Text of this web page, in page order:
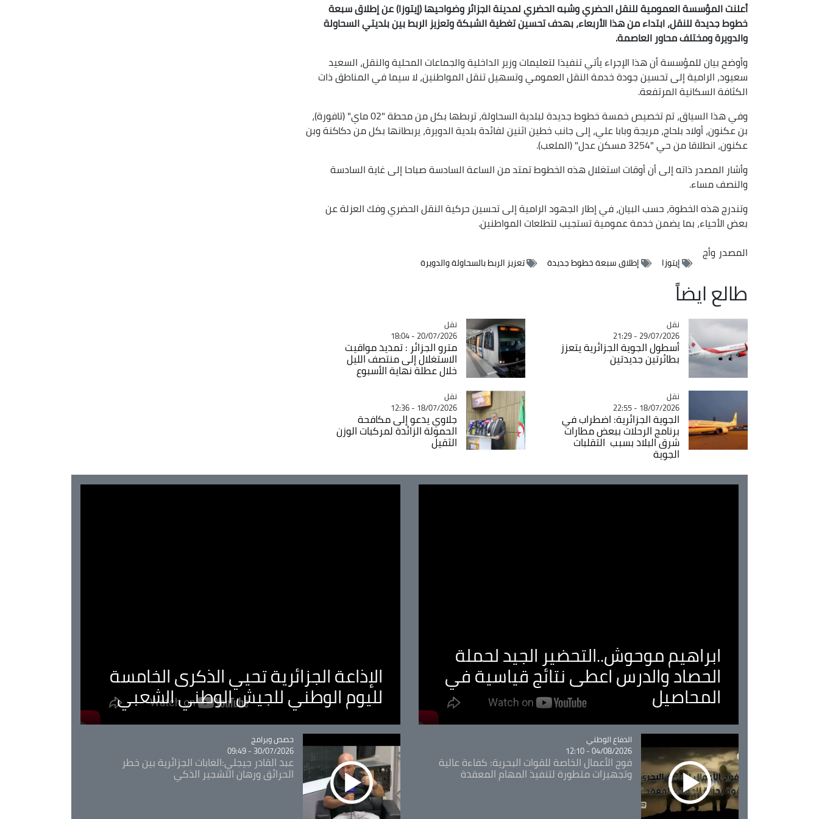
أعلنت المؤسسة العمومية للنقل الحضري وشبه الحضري لمدينة الجزائر وضواحيها (إيتوزا) عن إطلاق سبعة
خطوط جديدة للنقل، ابتداء من هذا الأربعاء، بهدف تحسين تغطية الشبكة وتعزيز الربط بين بلديتي السحاولة
والدويرة ومختلف محاور العاصمة.
وأوضح بيان للمؤسسة أن هذا الإجراء يأتي تنفيذا لتعليمات وزير الداخلية والجماعات المحلية والنقل، السعيد
سعيود، الرامية إلى تحسين جودة خدمة النقل العمومي وتسهيل تنقل المواطنين، لا سيما في المناطق ذات
الكثافة السكانية المرتفعة.
وفي هذا السياق، تم تخصيص خمسة خطوط جديدة لبلدية السحاولة، تربطها بكل من محطة "02 ماي" (تافورة)،
بن عكنون، أولاد بلحاج، مريجة وبابا علي، إلى جانب خطين اثنين لفائدة بلدية الدويرة، يربطانها بكل من دكاكنة وبن
عكنون، انطلاقا من حي "3254 مسكن عدل" (الملعب).
وأشار المصدر ذاته إلى أن أوقات استغلال هذه الخطوط تمتد من الساعة السادسة صباحا إلى غاية السادسة
والنصف مساء.
وتندرج هذه الخطوة، حسب البيان، في إطار الجهود الرامية إلى تحسين حركية النقل الحضري وفك العزلة عن
بعض الأحياء، بما يضمن خدمة عمومية تستجيب لتطلعات المواطنين.
المصدر وأج
إيتوزا إطلاق سبعة خطوط جديدة تعزيز الربط بالسحاولة والدويرة
طالع ايضاً
Catégorie
نقل
29/07/2026 - 21:29
أسطول الجوية الجزائرية يتعزز
بطائرتين جديدتين
Catégorie
نقل
20/07/2026 - 18:04
مترو الجزائر : تمديد مواقيت
الاستغلال إلى منتصف الليل
خلال عطلة نهاية الأسبوع
Catégorie
نقل
18/07/2026 - 22:55
الجوية الجزائرية: اضطراب في
برنامج الرحلات ببعض مطارات
شرق البلاد بسبب التقلبات
الجوية
Catégorie
نقل
18/07/2026 - 12:36
جلاوي يدعو إلى مكافحة
الحمولة الزائدة لمركبات الوزن
الثقيل
ابراهيم موحوش..التحضير الجيد لحملة
الحصاد والدرس اعطى نتائج قياسية في
المحاصيل
الإذاعة الجزائرية تحيي الذكرى الخامسة
لليوم الوطني للجيش الوطني الشعبي
Catégorie
الدفاع الوطني
04/08/2026 - 12:10
فوج الأعمال الخاصة للقوات البحرية: كفاءة عالية
وتجهيزات متطورة لتنفيذ المهام المعقدة
Catégorie
حصص وبرامج
30/07/2026 - 09:49
عبد القادر جيجلي:الغابات الجزائرية بين خطر
الحرائق ورهان التشجير الذكي